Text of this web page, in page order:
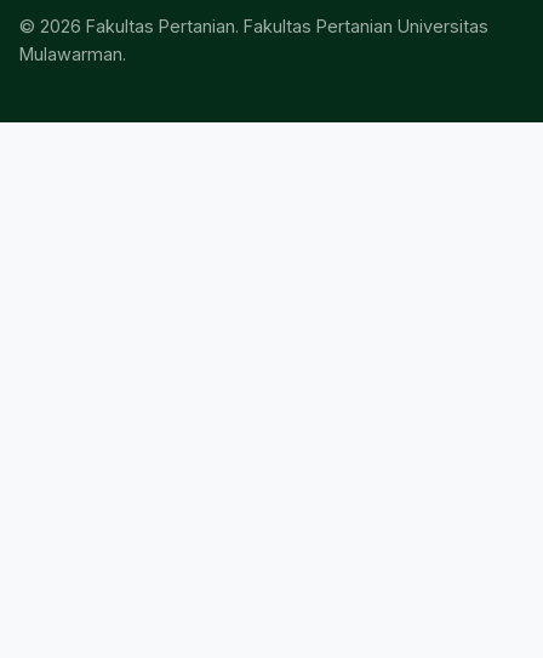
© 2026 Fakultas Pertanian. Fakultas Pertanian Universitas
Mulawarman.